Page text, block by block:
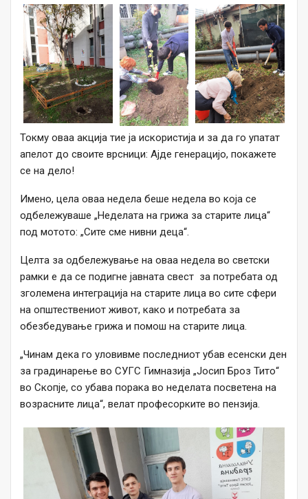
Токму оваа акција тие ја искористија и за да го упатат
апелот до своите врсници: Ајде генерацијо, покажете
се на дело!
Имено, цела оваа недела беше недела во која се
одбележуваше „Неделата на грижа за старите лица“
под мотото: „Сите сме нивни деца“.
Целта за одбележување на оваа недела во светски
рамки е да се подигне јавната свест за потребата од
зголемена интеграција на старите лица во сите сфери
на општествениот живот, како и потребата за
обезбедување грижа и помош на старите лица.
„Чинам дека го уловивме последниот убав есенски ден
за градинарење во СУГС Гимназија „Јосип Броз Тито“
во Скопје, со убава порака во неделата посветена на
возрасните лица“, велат професорките во пензија.